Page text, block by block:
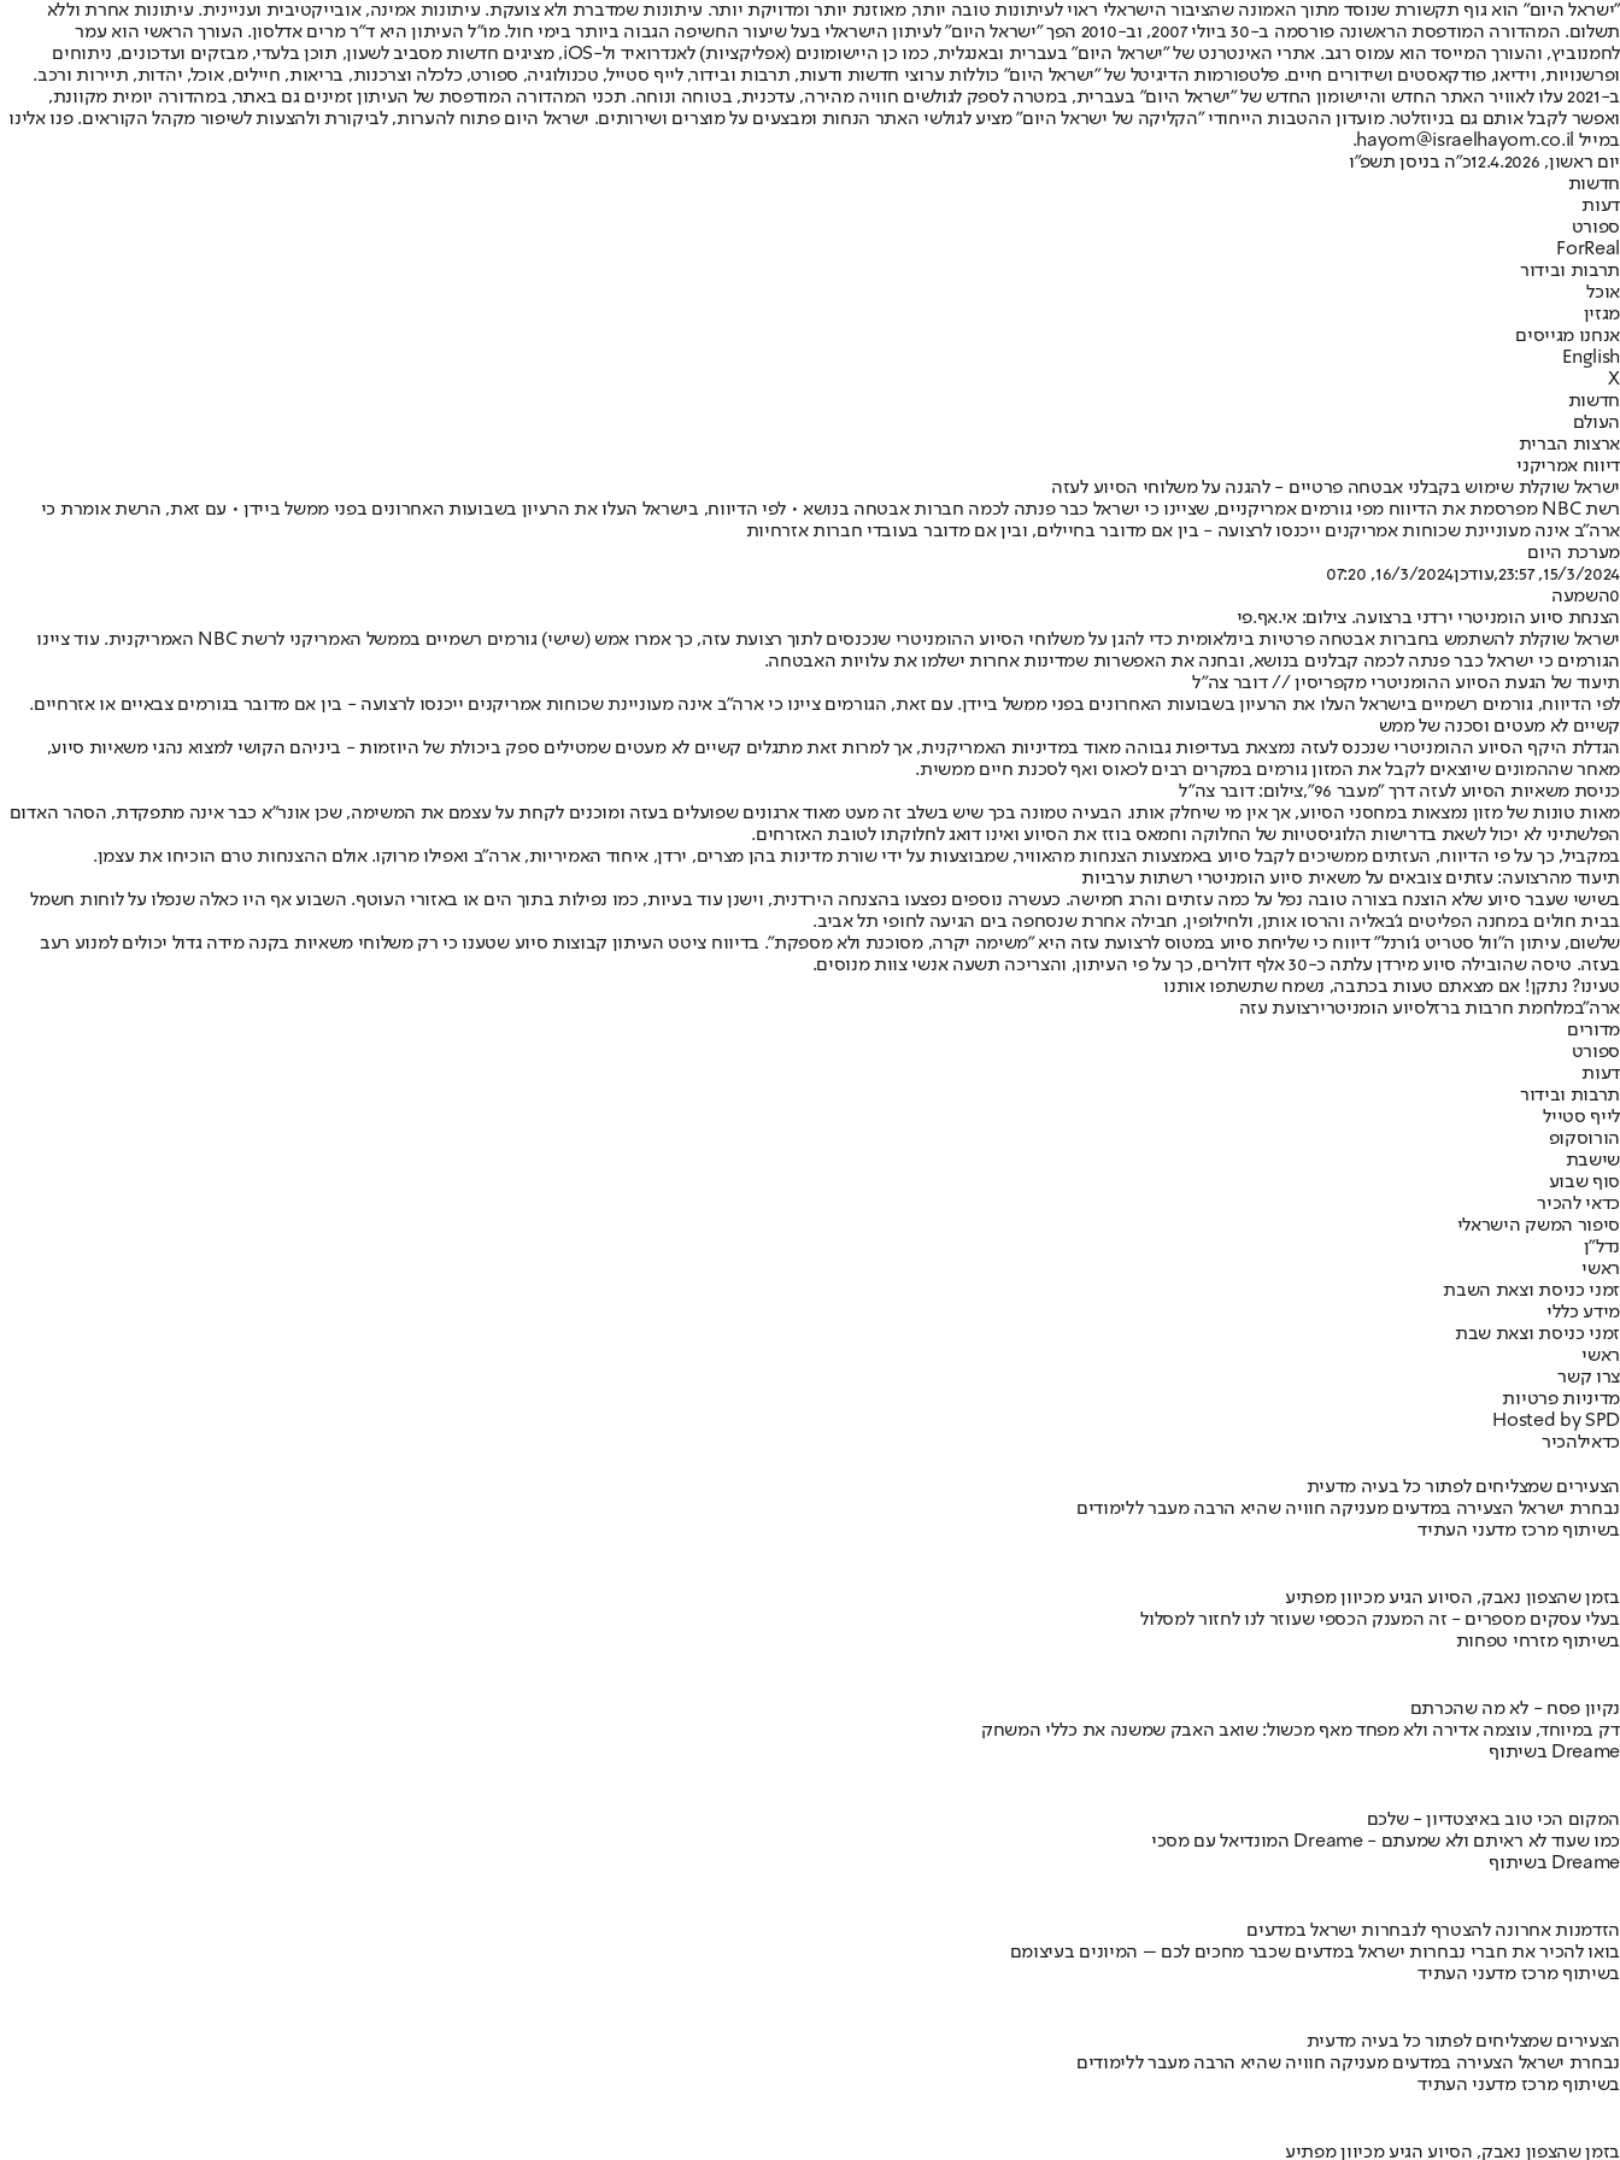
"ישראל היום" הוא גוף תקשורת שנוסד מתוך האמונה שהציבור הישראלי ראוי לעיתונות טובה יותר, מאוזנת יותר ומדויקת יותר. עיתונות שמדברת ולא צועקת. עיתונות אמינה, אובייקטיבית ועניינית. עיתונות אחרת וללא
תשלום. המהדורה המודפסת הראשונה פורסמה ב-30 ביולי 2007, וב-2010 הפך "ישראל היום" לעיתון הישראלי בעל שיעור החשיפה הגבוה ביותר בימי חול. מו"ל העיתון היא ד"ר מרים אדלסון. העורך הראשי הוא עמר
לחמנוביץ, והעורך המייסד הוא עמוס רגב. אתרי האינטרנט של "ישראל היום" בעברית ובאנגלית, כמו כן היישומונים (אפליקציות) לאנדרואיד ול-iOS, מציגים חדשות מסביב לשעון, תוכן בלעדי, מבזקים ועדכונים, ניתוחים
ופרשנויות, וידיאו, פודקאסטים ושידורים חיים. פלטפורמות הדיגיטל של "ישראל היום" כוללות ערוצי חדשות ודעות, תרבות ובידור, לייף סטייל, טכנולוגיה, ספורט, כלכלה וצרכנות, בריאות, חיילים, אוכל, יהדות, תיירות ורכב.
ב-2021 עלו לאוויר האתר החדש והיישומון החדש של "ישראל היום" בעברית, במטרה לספק לגולשים חוויה מהירה, עדכנית, בטוחה ונוחה. תכני המהדורה המודפסת של העיתון זמינים גם באתר, במהדורה יומית מקוונת,
ואפשר לקבל אותם גם בניוזלטר. מועדון ההטבות הייחודי "הקליקה של ישראל היום" מציע לגולשי האתר הנחות ומבצעים על מוצרים ושירותים. ישראל היום פתוח להערות, לביקורת ולהצעות לשיפור מקהל הקוראים. פנו אלינו
במייל hayom@israelhayom.co.il.
יום ראשון, 12.4.2026
כ"ה בניסן תשפ"ו
חדשות
דעות
ספורט
ForReal
תרבות ובידור
אוכל
מגזין
אנחנו מגייסים
English
X
חדשות
העולם
ארצות הברית
דיווח אמריקני
ישראל שוקלת שימוש בקבלני אבטחה פרטיים - להגנה על משלוחי הסיוע לעזה
רשת NBC מפרסמת את הדיווח מפי גורמים אמריקניים, שציינו כי ישראל כבר פנתה לכמה חברות אבטחה בנושא • לפי הדיווח, בישראל העלו את הרעיון בשבועות האחרונים בפני ממשל ביידן • עם זאת, הרשת אומרת כי
ארה"ב אינה מעוניינת שכוחות אמריקנים ייכנסו לרצועה - בין אם מדובר בחיילים, ובין אם מדובר בעובדי חברות אזרחיות
מערכת היום
15/3/2024, 23:57
,עודכן16/3/2024, 07:20
0השמעה
הצנחת סיוע הומניטרי ירדני ברצועה. צילום: אי.אף.פי
ישראל שוקלת להשתמש בחברות אבטחה פרטיות בינלאומית כדי להגן על משלוחי הסיוע ההומניטרי שנכנסים לתוך רצועת עזה, כך אמרו אמש (שישי) גורמים רשמיים בממשל האמריקני לרשת NBC האמריקנית. עוד ציינו
הגורמים כי ישראל כבר פנתה לכמה קבלנים בנושא, ובחנה את האפשרות שמדינות אחרות ישלמו את עלויות האבטחה.
תיעוד של הגעת הסיוע ההומניטרי מקפריסין // דובר צה"ל
לפי הדיווח, גורמים רשמיים בישראל העלו את הרעיון בשבועות האחרונים בפני ממשל ביידן. עם זאת, הגורמים ציינו כי ארה"ב אינה מעוניינת שכוחות אמריקנים ייכנסו לרצועה - בין אם מדובר בגורמים צבאיים או אזרחיים.
קשיים לא מעטים וסכנה של ממש
הגדלת היקף הסיוע ההומניטרי שנכנס לעזה נמצאת בעדיפות גבוהה מאוד במדיניות האמריקנית, אך למרות זאת מתגלים קשיים לא מעטים שמטילים ספק ביכולת של היוזמות - ביניהם הקושי למצוא נהגי משאיות סיוע,
מאחר שההמונים שיוצאים לקבל את המזון גורמים במקרים רבים לכאוס ואף לסכנת חיים ממשית.
כניסת משאיות הסיוע לעזה דרך "מעבר 96",צילום: דובר צה"ל
מאות טונות של מזון נמצאות במחסני הסיוע, אך אין מי שיחלק אותו. הבעיה טמונה בכך שיש בשלב זה מעט מאוד ארגונים שפועלים בעזה ומוכנים לקחת על עצמם את המשימה, שכן אונר"א כבר אינה מתפקדת, הסהר האדום
הפלשתיני לא יכול לשאת בדרישות הלוגיסטיות של החלוקה וחמאס בוזז את הסיוע ואינו דואג לחלוקתו לטובת האזרחים.
במקביל, כך על פי הדיווח, העזתים ממשיכים לקבל סיוע באמצעות הצנחות מהאוויר, שמבוצעות על ידי שורת מדינות בהן מצרים, ירדן, איחוד האמיריות, ארה"ב ואפילו מרוקו. אולם ההצנחות טרם הוכיחו את עצמן.
תיעוד מהרצועה: עזתים צובאים על משאית סיוע הומניטרי רשתות ערביות
בשישי שעבר סיוע שלא הוצנח בצורה טובה נפל על כמה עזתים והרג חמישה. כעשרה נוספים נפצעו בהצנחה הירדנית, וישנן עוד בעיות, כמו נפילות בתוך הים או באזורי העוטף. השבוע אף היו כאלה שנפלו על לוחות חשמל
בבית חולים במחנה הפליטים ג'באליה והרסו אותן, ולחילופין, חבילה אחרת שנסחפה בים הגיעה לחופי תל אביב.
שלשום, עיתון ה"וול סטריט ג'ורנל" דיווח כי שליחת סיוע במטוס לרצועת עזה היא "משימה יקרה, מסוכנת ולא מספקת". בדיווח ציטט העיתון קבוצות סיוע שטענו כי רק משלוחי משאיות בקנה מידה גדול יכולים למנוע רעב
בעזה. טיסה שהובילה סיוע מירדן עלתה כ-30 אלף דולרים, כך על פי העיתון, והצריכה תשעה אנשי צוות מנוסים.
טעינו? נתקן! אם מצאתם טעות בכתבה, נשמח שתשתפו אותנו
ארה"במלחמת חרבות ברזלסיוע הומניטרירצועת עזה
מדורים
ספורט
דעות
תרבות ובידור
לייף סטייל
הורוסקופ
שישבת
סוף שבוע
כדאי להכיר
סיפור המשק הישראלי
נדל"ן
ראשי
זמני כניסת וצאת השבת
מידע כללי
זמני כניסת וצאת שבת
ראשי
צרו קשר
מדיניות פרטיות
Hosted by SPD
כדאילהכיר
הצעירים שמצליחים לפתור כל בעיה מדעית
נבחרת ישראל הצעירה במדעים מעניקה חוויה שהיא הרבה מעבר ללימודים
בשיתוף מרכז מדעני העתיד
בזמן שהצפון נאבק, הסיוע הגיע מכיוון מפתיע
בעלי עסקים מספרים - זה המענק הכספי שעוזר לנו לחזור למסלול
בשיתוף מזרחי טפחות
נקיון פסח - לא מה שהכרתם
דק במיוחד, עוצמה אדירה ולא מפחד מאף מכשול: שואב האבק שמשנה את כללי המשחק
בשיתוף Dreame
המקום הכי טוב באיצטדיון - שלכם
המונדיאל עם מסכי Dreame - כמו שעוד לא ראיתם ולא שמעתם
בשיתוף Dreame
הזדמנות אחרונה להצטרף לנבחרות ישראל במדעים
בואו להכיר את חברי נבחרות ישראל במדעים שכבר מחכים לכם – המיונים בעיצומם
בשיתוף מרכז מדעני העתיד
הצעירים שמצליחים לפתור כל בעיה מדעית
נבחרת ישראל הצעירה במדעים מעניקה חוויה שהיא הרבה מעבר ללימודים
בשיתוף מרכז מדעני העתיד
בזמן שהצפון נאבק, הסיוע הגיע מכיוון מפתיע